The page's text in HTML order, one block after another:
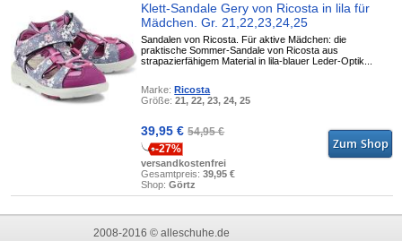
Klett-Sandale Gery von Ricosta in lila für
Mädchen. Gr. 21,22,23,24,25
Sandalen von Ricosta. Für aktive Mädchen: die
praktische Sommer-Sandale von Ricosta aus
strapazierfähigem Material in lila-blauer Leder-Optik...
Marke:Ricosta
Größe:21, 22, 23, 24, 25
39,95 €54,95 €
-27%
versandkostenfrei
Gesamtpreis:39,95 €
Shop:Görtz
2008-2016 © alleschuhe.de